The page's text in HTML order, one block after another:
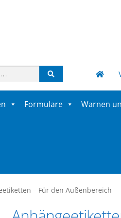
Formulare Warnen
– Für den Außenbereich